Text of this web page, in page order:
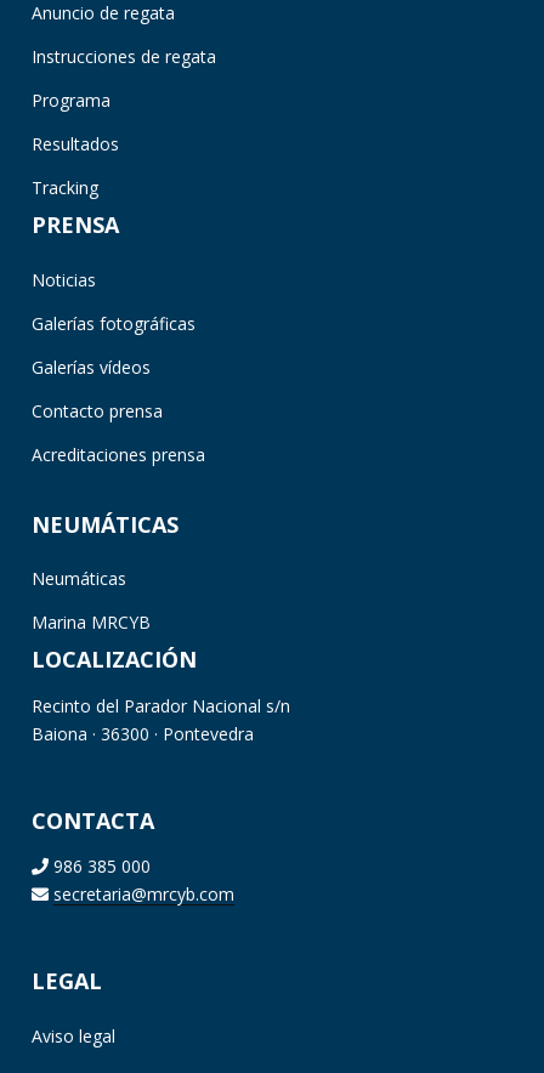
Anuncio de regata
Instrucciones de regata
Programa
Resultados
Tracking
PRENSA
Noticias
Galerías fotográficas
Galerías vídeos
Contacto prensa
Acreditaciones prensa
NEUMÁTICAS
Neumáticas
Marina MRCYB
LOCALIZACIÓN
Recinto del Parador Nacional s/n
Baiona · 36300 · Pontevedra
CONTACTA
986 385 000
secretaria@mrcyb.com
LEGAL
Aviso legal